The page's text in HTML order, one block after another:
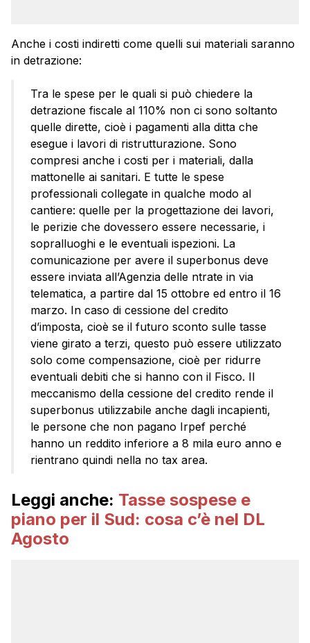
Anche i costi indiretti come quelli sui materiali saranno
in detrazione:
Tra le spese per le quali si può chiedere la
detrazione fiscale al 110% non ci sono soltanto
quelle dirette, cioè i pagamenti alla ditta che
esegue i lavori di ristrutturazione. Sono
compresi anche i costi per i materiali, dalla
mattonelle ai sanitari. E tutte le spese
professionali collegate in qualche modo al
cantiere: quelle per la progettazione dei lavori,
le perizie che dovessero essere necessarie, i
sopralluoghi e le eventuali ispezioni. La
comunicazione per avere il superbonus deve
essere inviata all’Agenzia delle ntrate in via
telematica, a partire dal 15 ottobre ed entro il 16
marzo. In caso di cessione del credito
d’imposta, cioè se il futuro sconto sulle tasse
viene girato a terzi, questo può essere utilizzato
solo come compensazione, cioè per ridurre
eventuali debiti che si hanno con il Fisco. Il
meccanismo della cessione del credito rende il
superbonus utilizzabile anche dagli incapienti,
le persone che non pagano Irpef perché
hanno un reddito inferiore a 8 mila euro anno e
rientrano quindi nella no tax area.
Leggi anche: Tasse sospese e
piano per il Sud: cosa c’è nel DL
Agosto